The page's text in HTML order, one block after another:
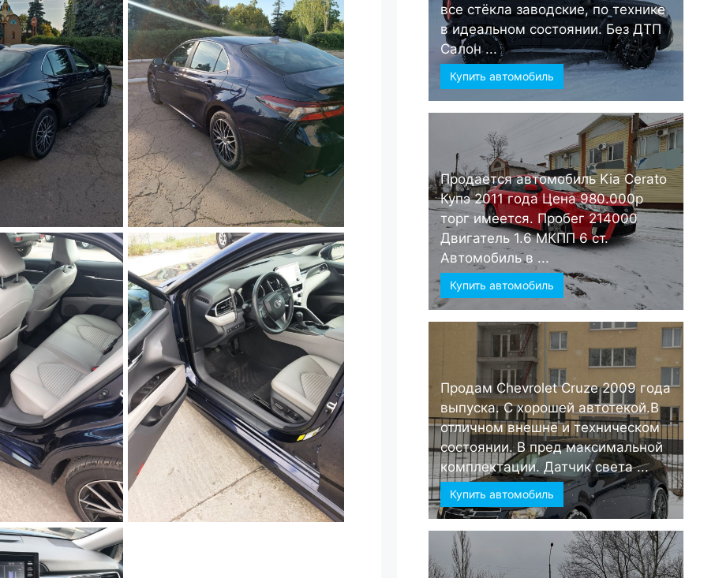
все стёкла заводские, по технике
в идеальном состоянии. Без ДТП
Салон ...
Купить автомобиль
Продается автомобиль Kia Cerato
Купэ 2011 года Цена 980.000р
торг имеется. Пробег 214000
Двигатель 1.6 МКПП 6 ст.
Автомобиль в ...
Купить автомобиль
Продам Chevrolet Cruze 2009 года
выпуска. С хорошей автотекой.В
отличном внешне и техническом
состоянии. В пред максимальной
комплектации. Датчик света ...
Купить автомобиль